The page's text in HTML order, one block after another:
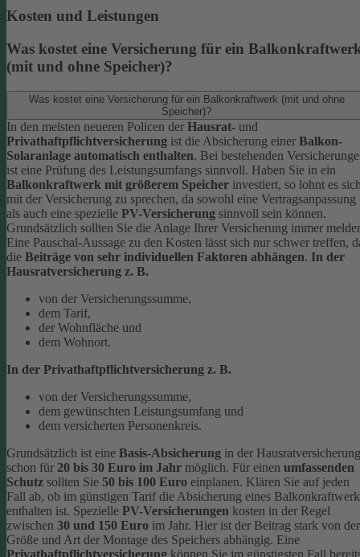
Kosten und Leistungen
Was kostet eine Versicherung für ein
(mit und ohne Speicher)?
Was kostet eine Versicherung für ein Balkonkraftwerk (mit und ohne
Speicher)?
In den meisten neueren Policen der Hausrat- und
Privathaftpflichtversicherung ist die Absicherung einer Balkon-
Solaranlage automatisch enthalten. Bei bestehenden
ist eine Prüfung des Leistungsumfangs sinnvoll. Haben Sie in ein
Balkonkraftwerk mit größerem Speicher investiert, so lohnt es
mit der Versicherung zu sprechen, da sowohl eine Vertragsanpassung
als auch eine spezielle PV-Versicherung sinnvoll sein können.
Grundsätzlich sollten Sie die Anlage Ihrer Versicherung immer
Eine Pauschal-Aussage zu den Kosten lässt sich nur schwer treffen,
die Beiträge von sehr individuellen Faktoren abhängen. In der
Hausratversicherung z. B.
von der Versicherungssumme,
dem Tarif,
der Wohnfläche und
dem Wohnort.
In der Privathaftpflichtversicherung z. B.
von der Versicherungssumme,
dem gewünschten Leistungsumfang und
dem versicherten Personenkreis.
Grundsätzlich ist eine Basis-Absicherung in der Hausratversicherung
schon für 20 bis 30 Euro im Jahr möglich. Für einen umfassenden
Schutz sollten Sie 50 bis 100 Euro einplanen. Klären Sie auf jeden
Fall ab, ob im günstigen Tarif die Absicherung eines
enthalten ist. Spezielle PV-Versicherungen kosten in der Regel
zwischen 30 und 150 Euro im Jahr. Hier ist der Beitrag stark von der
Größe und Art der Montage des Speichers abhängig. Eine
Privathaftpflichtversicherung können Sie im günstigsten Fall